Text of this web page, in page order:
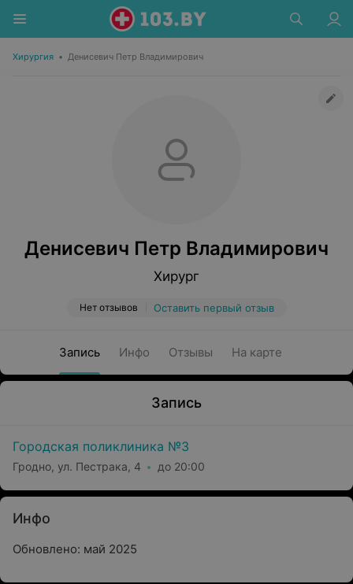
Хирургия • Денисевич Петр Владимирович
Денисевич Петр Владимирович
Хирург
Нет отзывов Оставить первый отзыв
Запись Инфо Отзывы На карте
Запись
Городская поликлиника №3
Гродно, ул. Пестрака, 4 до 20:00
Инфо
Обновлено: май 2025